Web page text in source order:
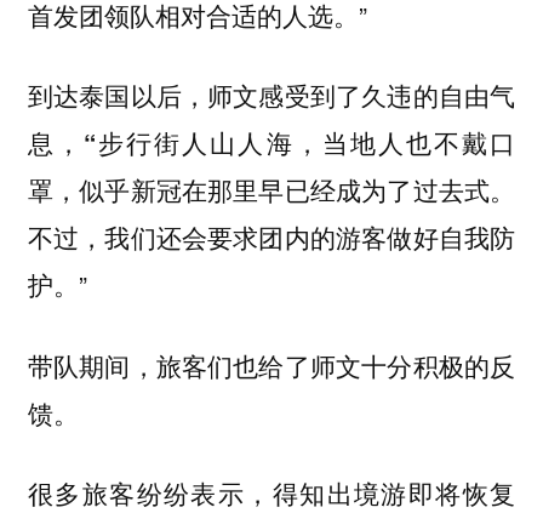
首发团领队相对合适的人选。”
到达泰国以后，师文感受到了久违的自由气
息，“步行街人山人海，当地人也不戴口
罩，似乎新冠在那里早已经成为了过去式。
不过，我们还会要求团内的游客做好自我防
护。”
带队期间，旅客们也给了师文十分积极的反
馈。
很多旅客纷纷表示，得知出境游即将恢复